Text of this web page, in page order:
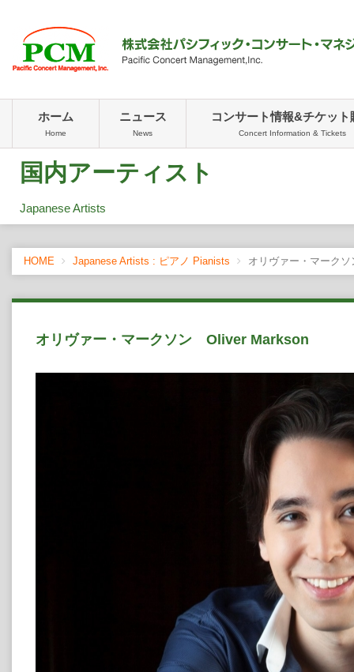
ホーム
Home
ニュース
News
コンサート情報&チケット
Concert Information & Tickets
国内アーティスト
Japanese Artists
HOME Japanese Artists : ピアノ Pianists オリヴァー・マーク
オリヴァー・マークソン Oliver Markson